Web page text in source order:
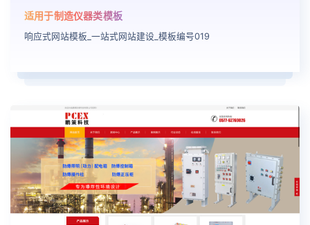
适用于制造仪器类模板
响应式网站模板_一站式网站建设_模板编号019